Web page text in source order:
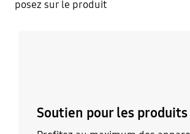
posez sur le produit
Soutien pour les produits